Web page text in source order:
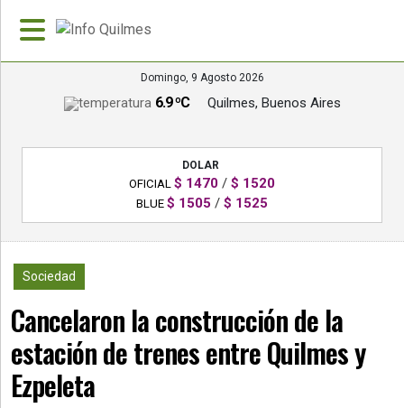
»
Policiales
»
Política
Domingo, 9 Agosto 2026
6.9 ºC Quilmes, Buenos Aires
DOLAR
OFICIAL $ 1470 / $ 1520
BLUE $ 1505 / $ 1525
Sociedad
Cancelaron la construcción de la
estación de trenes entre Quilmes y
Ezpeleta